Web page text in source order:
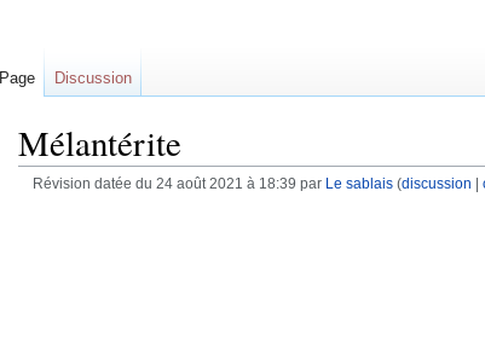
Mélantérite
Révision datée du 24 août 2021 à 18:39 par Le sablais (discussion
Page Discussion